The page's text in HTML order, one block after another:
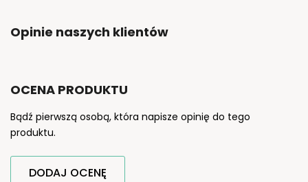
Opinie naszych klientów
OCENA PRODUKTU
Bądź pierwszą osobą, która napisze opinię do tego
produktu.
DODAJ OCENĘ